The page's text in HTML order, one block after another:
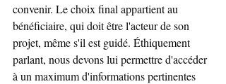
convenir. Le choix final appartient au
bénéficiaire, qui doit être l'acteur de son
projet, même s'il est guidé. Éthiquement
parlant, nous devons lui permettre d'accéder
à un maximum d'informations pertinentes